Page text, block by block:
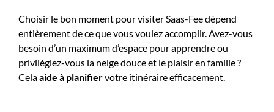
Choisir le bon moment pour visiter Saas-Fee dépend
entièrement de ce que vous voulez accomplir. Avez-vous
besoin d’un maximum d’espace pour apprendre ou
privilégiez-vous la neige douce et le plaisir en famille ?
Celaaide à planifiervotre itinéraire efficacement.